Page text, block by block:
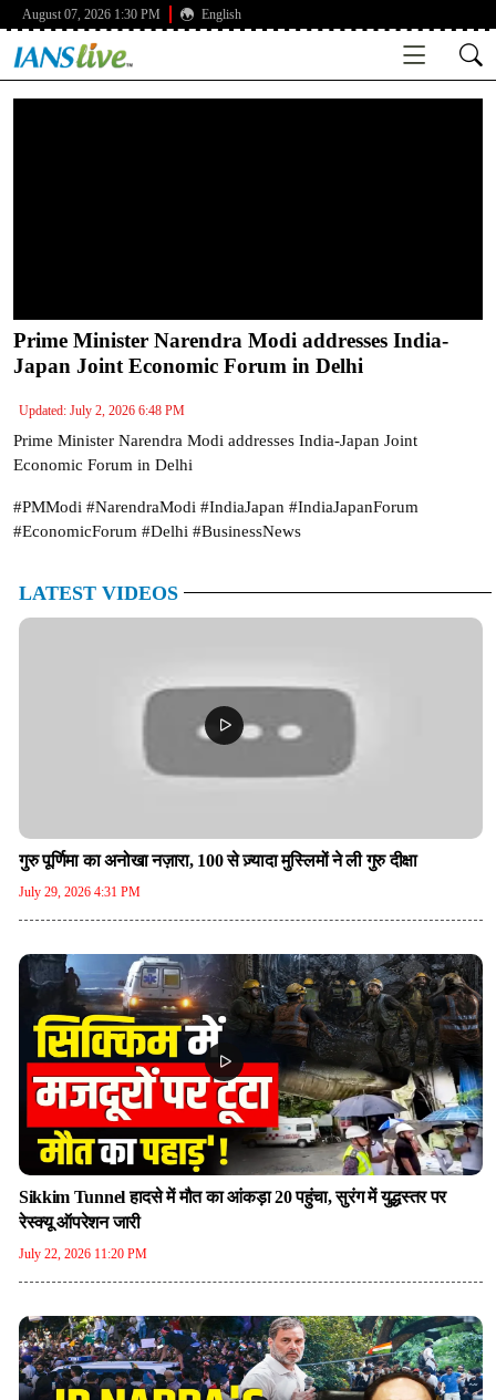
August 07, 2026 1:30 PM English
Prime Minister Narendra Modi addresses India-
Japan Joint Economic Forum in Delhi
Updated: July 2, 2026 6:48 PM
Prime Minister Narendra Modi addresses India-Japan Joint
Economic Forum in Delhi
#PMModi #NarendraModi #IndiaJapan #IndiaJapanForum
#EconomicForum #Delhi #BusinessNews
LATEST VIDEOS
गुरु पूर्णिमा का अनोखा नज़ारा, 100 से ज़्यादा मुस्लिमों ने ली गुरु दीक्षा
July 29, 2026 4:31 PM
Sikkim Tunnel हादसे में मौत का आंकड़ा 20 पहुंचा, सुरंग में युद्धस्तर पर
रेस्क्यू ऑपरेशन जारी
July 22, 2026 11:20 PM